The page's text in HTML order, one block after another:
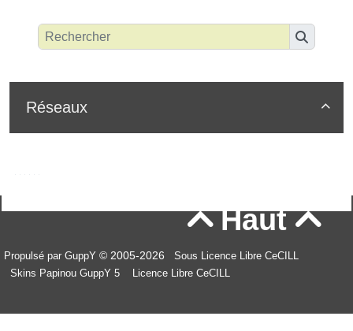

Réseaux
Haut
Propulsé par GuppY © 2005-2026
Sous Licence Libre CeCILL
Skins Papinou GuppY 5
Licence Libre CeCILL